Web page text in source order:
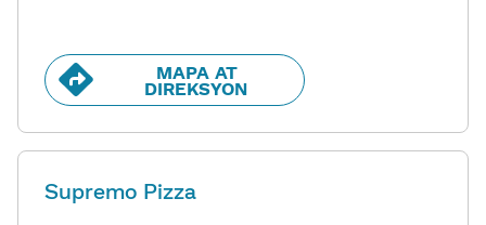
MAPA AT
DIREKSYON​​
Supremo Pizza